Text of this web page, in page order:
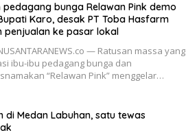
pedagang bunga Relawan Pink demo
Karo, desak PT Toba Hasfarm
penjualan ke pasar lokal
— Ratusan massa yang
ibu-ibu pedagang bunga dan
“Relawan Pink” menggelar…
di Medan Labuhan, satu tewas